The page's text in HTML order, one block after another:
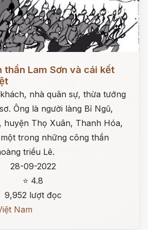
thần Lam Sơn và cái kết
nhà quân sự, thừa tướng
Ông là người làng Bỉ Ngũ,
huyện Thọ Xuân, Thanh Hóa,
trong những công thần
triều Lê.
28-09-2022
⭐ 4.8
9,952 lượt đọc
Nam